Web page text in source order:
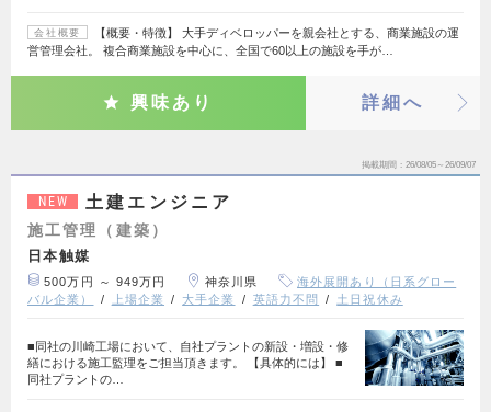
会社概要
【概要・特徴】 大手ディベロッパーを親会社とする、商業施設の運
営管理会社。 複合商業施設を中心に、全国で60以上の施設を手が…
興味あり 詳細へ
掲載期間 26/08/05～26/09/07
NEW 土建エンジニア
施工管理（建築）
日本触媒
500万円 ～ 949万円 神奈川県
海外展開あり（日系グロー
バル企業）
上場企業 大手企業 英語力不問 土日祝休み
■同社の川崎工場において、自社プラントの新設・増設・修
繕における施工監理をご担当頂きます。 【具体的には】 ■
同社プラントの…